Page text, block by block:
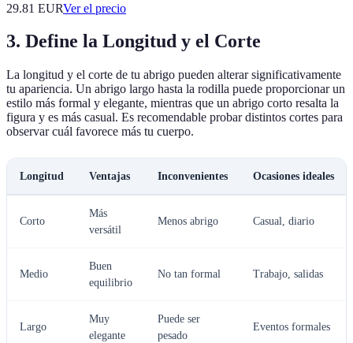
29.81 EURVer el precio
3. Define la Longitud y el Corte
La longitud y el corte de tu abrigo pueden alterar significativamente
tu apariencia. Un abrigo largo hasta la rodilla puede proporcionar un
estilo más formal y elegante, mientras que un abrigo corto resalta la
figura y es más casual. Es recomendable probar distintos cortes para
observar cuál favorece más tu cuerpo.
Longitud Ventajas Inconvenientes Ocasiones ideales
Corto
Más
versátil
Menos abrigo Casual, diario
Medio
Buen
equilibrio
No tan formal Trabajo, salidas
Largo
Muy
elegante
Puede ser
pesado
Eventos formales